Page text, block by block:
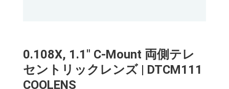
0.108X, 1.1" C-Mount 両側テレ
セントリックレンズ | DTCM111
COOLENS